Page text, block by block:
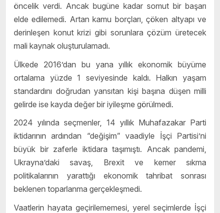
öncelik verdi. Ancak bugüne kadar somut bir başarı
elde edilemedi. Artan kamu borçları, çöken altyapı ve
derinleşen konut krizi gibi sorunlara çözüm üretecek
mali kaynak oluşturulamadı.
Ülkede 2016’dan bu yana yıllık ekonomik büyüme
ortalama yüzde 1 seviyesinde kaldı. Halkın yaşam
standardını doğrudan yansıtan kişi başına düşen milli
gelirde ise kayda değer bir iyileşme görülmedi.
2024 yılında seçmenler, 14 yıllık Muhafazakar Parti
iktidarının ardından “değişim” vaadiyle İşçi Partisi’ni
büyük bir zaferle iktidara taşımıştı. Ancak pandemi,
Ukrayna’daki savaş, Brexit ve kemer sıkma
politikalarının yarattığı ekonomik tahribat sonrası
beklenen toparlanma gerçekleşmedi.
Vaatlerin hayata geçirilememesi, yerel seçimlerde İşçi